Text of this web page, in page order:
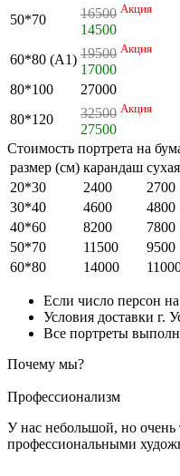
50*70 16500 Акция
14500
60*80 (А1) 19500 Акция
17000
80*100
27000
80*120
32500 Акция
27500
Стоимость портрета на
размер (см) карандаш
20*30
2400 2700
30*40
4600 4800
40*60
8200 7800
50*70
11500 9500
60*80
14000
Если число персон
Условия доставки г.
Все портреты
Почему мы?
Профессионализм
У нас небольшой, но
профессиональными